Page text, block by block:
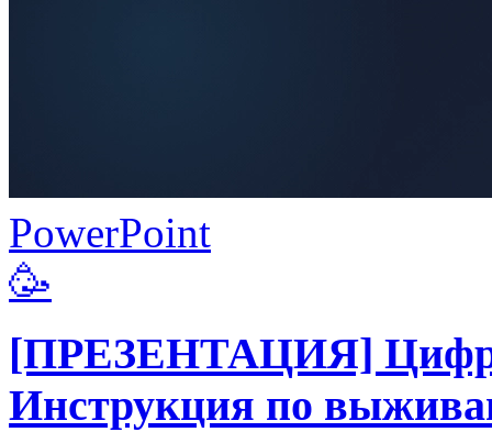
PowerPoint
🥳
[ПРЕЗЕНТАЦИЯ]
Инструкция по